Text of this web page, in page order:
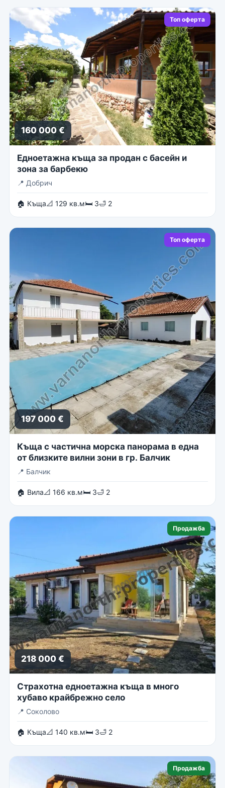
Топ оферта
160 000 €
Едноетажна къща за продан с басейн и
зона за барбекю
📍 Добрич
🏠 Къща📐 129 кв.м🛏 3🛁 2
Топ оферта
197 000 €
Къща с частична морска панорама в една
от близките вилни зони в гр. Балчик
📍 Балчик
🏠 Вила📐 166 кв.м🛏 3🛁 2
Продажба
218 000 €
Страхотна едноетажна къща в много
хубаво крайбрежно село
📍 Соколово
🏠 Къща📐 140 кв.м🛏 3🛁 2
Продажба